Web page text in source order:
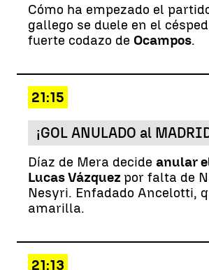
Cómo ha empezado el
gallego se duele en el
fuerte codazo de Ocampos.
21:15
¡GOL ANULADO al
Díaz de Mera decide anular
Lucas Vázquez por falta de
Nesyri. Enfadado Ancelotti,
amarilla.
21:13